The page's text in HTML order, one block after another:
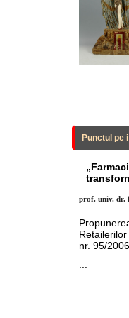
Punctul pe i
prof. univ. dr.
nr. 95/